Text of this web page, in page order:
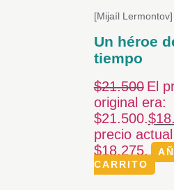
[Mijaíl Lermontov]
Un héroe
tiempo
$21.500 El
original era:
$21.500.$
precio
$18.275.
CARRITO